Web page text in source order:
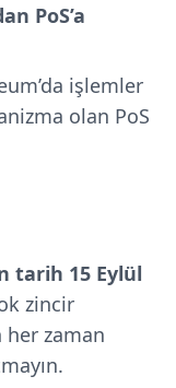
PoS’a
işlemler
olan PoS
tarih 15 Eylül
zincir
zaman